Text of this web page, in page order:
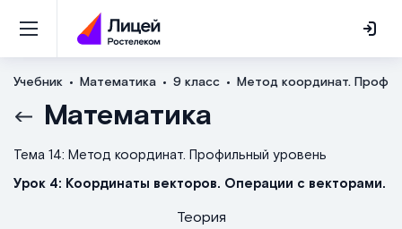
Учебник Математика 9 класс Метод координат.
Математика
Тема 14: Метод координат. Профильный уровень
Урок 4: Координаты векторов. Операции с векторами.
Теория